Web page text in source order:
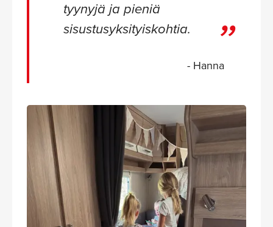
tyynyjä ja pieniä
sisustusyksityiskohtia.
- Hanna